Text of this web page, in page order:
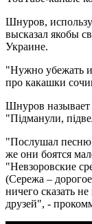
Шнуров,
высказал якобы
Украине.
"Нужно убежать
про какашки
Шнуров называет
"Підманули,
"Послушал песню
же они боятся
"Невзоровские
(Сережа –
ничего сказать
друзей", -